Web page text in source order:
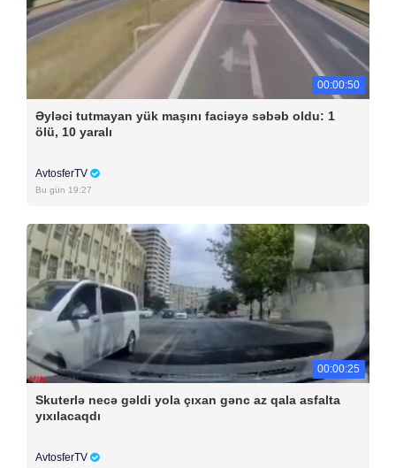
00:00:50
Əyləci tutmayan yük maşını faciəyə səbəb oldu: 1
ölü, 10 yaralı
AvtosferTV
Bu gün 19:27
00:00:25
Skuterlə necə gəldi yola çıxan gənc az qala asfalta
yıxılacaqdı
AvtosferTV